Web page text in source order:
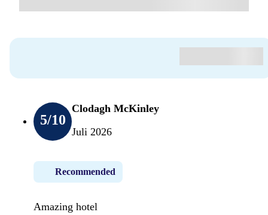
5/10
Clodagh McKinley
Juli 2026
Recommended
Amazing hotel